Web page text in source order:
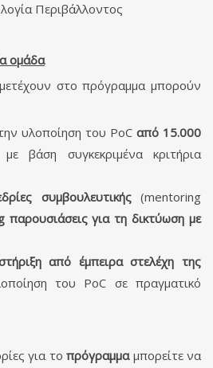
Περιβάλλοντος
ομάδα
στο πρόγραμμα μπορούν
υλοποίηση του PoC από 15.000
βάση συγκεκριμένα κριτήρια
συμβουλευτικής(mentoring
παρουσιάσεις για τη δικτύωση με
από έμπειρα στελέχη της
του PoC σε πραγματικό
για το πρόγραμμα μπορείτε να